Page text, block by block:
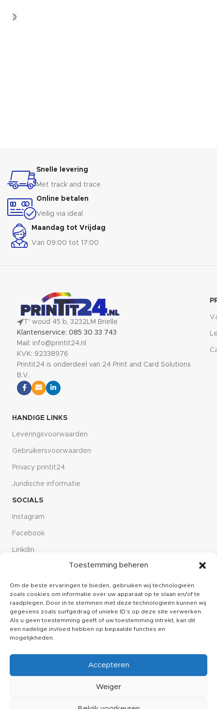
Toestemming beheren
Om de beste ervaringen te bieden, gebruiken wij technologieën
zoals cookies om informatie over uw apparaat op te slaan en/of te
raadplegen. Door in te stemmen met deze technologieën kunnen wij
gegevens zoals surfgedrag of unieke ID's op deze site verwerken.
Als u geen toestemming geeft of uw toestemming intrekt, kan dit
een nadelige invloed hebben op bepaalde functies en
mogelijkheden.
Accepteren
Weiger
Snelle levering
Met track and trace
Online betalen
Veilig via ideal
Maandag tot Vrijdag
Van 09:00 tot 17:00
T' woud 45 b, 3232LM Brielle
Klantenservice: 085 30 33 743
Mail: info@printit24.nl
KVK: 92338976
Printit24 is onderdeel van 24 Print and Card Solutions
B.V.
HANDIGE LINKS
Leveringsvoorwaarden
Gebruikersvoorwaarden
Privacy printit24
Juridische informatie
SOCIALS
Instagram
Facebook
Linkdin
CUSTOMER SERVICE
Over ons
Klachten
Contact
2025 © Created byThe Creative Design